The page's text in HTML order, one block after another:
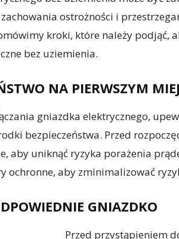
ostrożności i
kroki, które należy podjąć,
bez uziemienia.
NA PIERWSZYM
gniazdka elektrycznego,
bezpieczeństwa. Przed
aby uniknąć ryzyka porażenia
ochronne, aby zminimalizować
GNIAZDKO
Przed przystąpieniem